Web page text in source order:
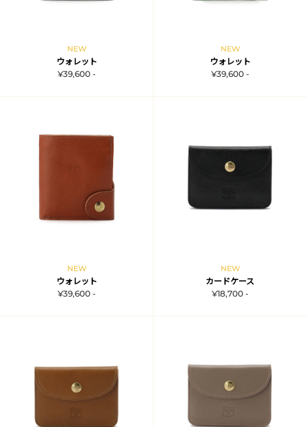
NEW
ウォレット
¥39,600 -
NEW
ウォレット
¥39,600 -
NEW
ウォレット
¥39,600 -
NEW
カードケース
¥18,700 -